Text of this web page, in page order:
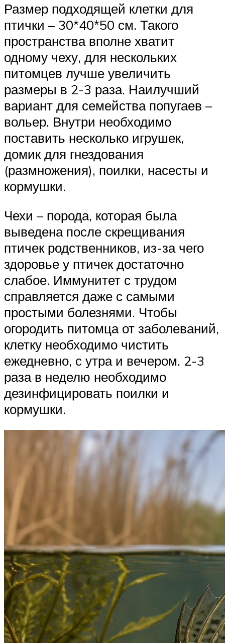
Размер подходящей клетки для
птички – 30*40*50 см. Такого
пространства вполне хватит
одному чеху, для нескольких
питомцев лучше увеличить
размеры в 2-3 раза. Наилучший
вариант для семейства попугаев –
вольер. Внутри необходимо
поставить несколько игрушек,
домик для гнездования
(размножения), поилки, насесты и
кормушки.
Чехи – порода, которая была
выведена после скрещивания
птичек родственников, из-за чего
здоровье у птичек достаточно
слабое. Иммунитет с трудом
справляется даже с самыми
простыми болезнями. Чтобы
огородить питомца от заболеваний,
клетку необходимо чистить
ежедневно, с утра и вечером. 2-3
раза в неделю необходимо
дезинфицировать поилки и
кормушки.